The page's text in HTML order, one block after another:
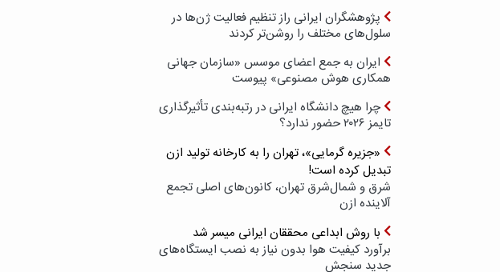
پژوهشگران ایرانی راز تنظیم فعالیت ژن‌ها در
سلول‌های مختلف را روشن‌تر کردند
ایران به جمع اعضای موسس «سازمان جهانی
همکاری هوش مصنوعی» پیوست
چرا هیچ دانشگاه ایرانی در رتبه‌بندی تأثیرگذاری
تایمز ۲۰۲۶ حضور ندارد؟
«جزیره گرمایی»، تهران را به کارخانه تولید ازن
تبدیل کرده است!
شرق و شمال‌شرق تهران، کانون‌های اصلی تجمع
آلاینده ازن
با روش ابداعی محققان ایرانی میسر شد
برآورد کیفیت هوا بدون نیاز به نصب ایستگاه‌های
جدید سنجش